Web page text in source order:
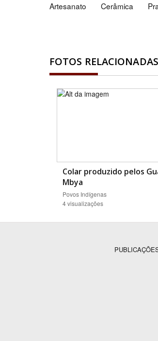
Artesanato Cerâmica
FOTOS RELACIONADAS
Colar produzido pelos
Mbya
Povos Indígenas
4 visualizações